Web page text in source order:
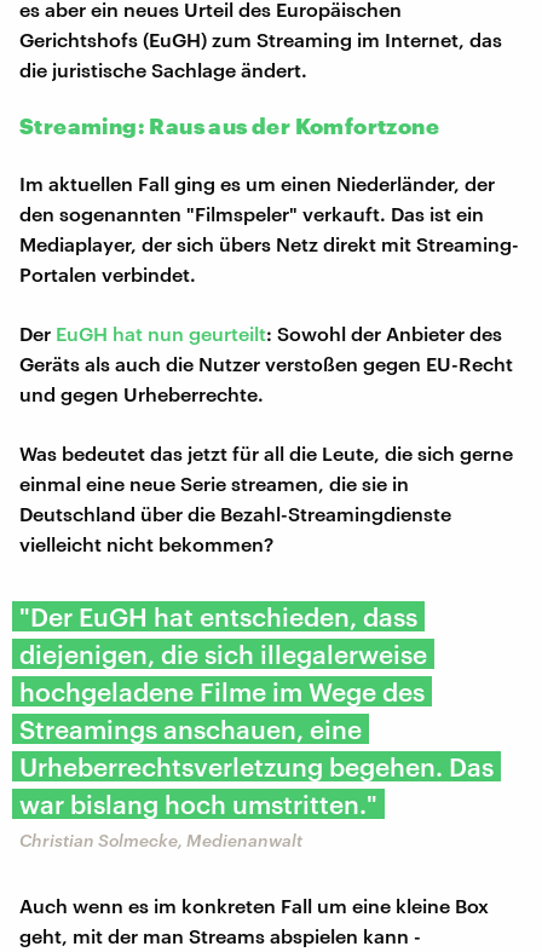
es aber ein neues Urteil des Europäischen
Gerichtshofs (EuGH) zum Streaming im Internet, das
die juristische Sachlage ändert.
Streaming: Raus aus der Komfortzone
Im aktuellen Fall ging es um einen Niederländer, der
den sogenannten "Filmspeler" verkauft. Das ist ein
Mediaplayer, der sich übers Netz direkt mit Streaming-
Portalen verbindet.
Der EuGH hat nun geurteilt: Sowohl der Anbieter des
Geräts als auch die Nutzer verstoßen gegen EU-Recht
und gegen Urheberrechte.
Was bedeutet das jetzt für all die Leute, die sich gerne
einmal eine neue Serie streamen, die sie in
Deutschland über die Bezahl-Streamingdienste
vielleicht nicht bekommen?
"Der EuGH hat entschieden, dass
diejenigen, die sich illegalerweise
hochgeladene Filme im Wege des
Streamings anschauen, eine
Urheberrechtsverletzung begehen. Das
war bislang hoch umstritten."
Christian Solmecke, Medienanwalt
Auch wenn es im konkreten Fall um eine kleine Box
geht, mit der man Streams abspielen kann -